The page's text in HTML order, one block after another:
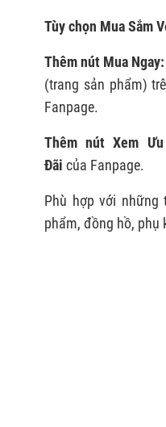
Tùy chọn Mua Sắm
Thêm nút Mua Ngay:
(trang sản phẩm)
Fanpage.
Thêm nút Xem
Đãi của Fanpage.
Phù hợp với những
phẩm, đồng hồ, phụ